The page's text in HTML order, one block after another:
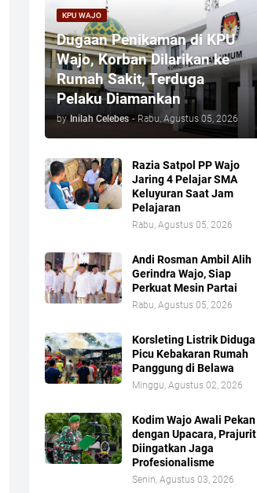
KPU WAJO
Dugaan Penikaman di KPU
Wajo, Korban Dilarikan ke
Rumah Sakit, Terduga
Pelaku Diamankan
by Inilah Celebes - Rabu, Agustus 05, 2026
Razia Satpol PP Wajo
Jaring 4 Pelajar SMA
Keluyuran Saat Jam
Pelajaran
Rabu, Agustus 05, 2026
Andi Rosman Ambil Alih
Gerindra Wajo, Siap
Perkuat Mesin Partai
Rabu, Agustus 05, 2026
Korsleting Listrik Diduga
Picu Kebakaran Rumah
Panggung di Belawa
Minggu, Agustus 02, 2026
Kodim Wajo Awali Pekan
dengan Upacara, Prajurit
Diingatkan Jaga
Profesionalisme
Senin, Agustus 03, 2026